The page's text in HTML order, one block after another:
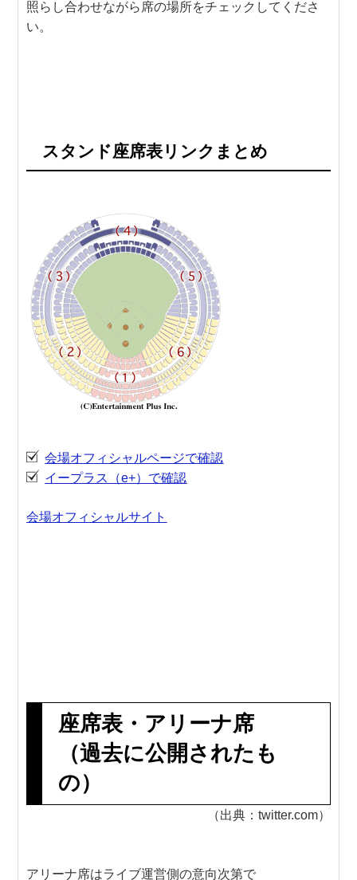
照らし合わせながら席の場所をチェックしてくださ
い。
スタンド座席表リンクまとめ
会場オフィシャルページで確認
イープラス（e+）で確認
会場オフィシャルサイト
座席表・アリーナ席
（過去に公開されたも
の）
（出典：twitter.com）
アリーナ席はライブ運営側の意向次第で